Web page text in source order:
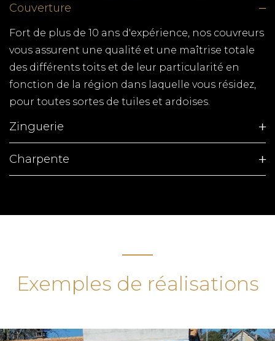
Couverture
Fort de plus de 10 ans d'expérience, nos couvreurs
vous assurent une qualité et une maîtrise totale
des différents toits et de leur particularité en
fonction de la région dans laquelle vous résidez,
pour toutes sortes de tuiles et ardoises.
Zinguerie
Charpente
Exemples de réalisations